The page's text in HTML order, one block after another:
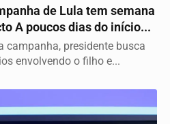
de Lula tem semana
A poucos dias do início...
campanha, presidente busca
envolvendo o filho e...